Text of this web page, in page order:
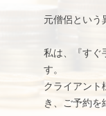
元僧侶という
私は、『すぐ
す。
クライアント
き、ご予約を